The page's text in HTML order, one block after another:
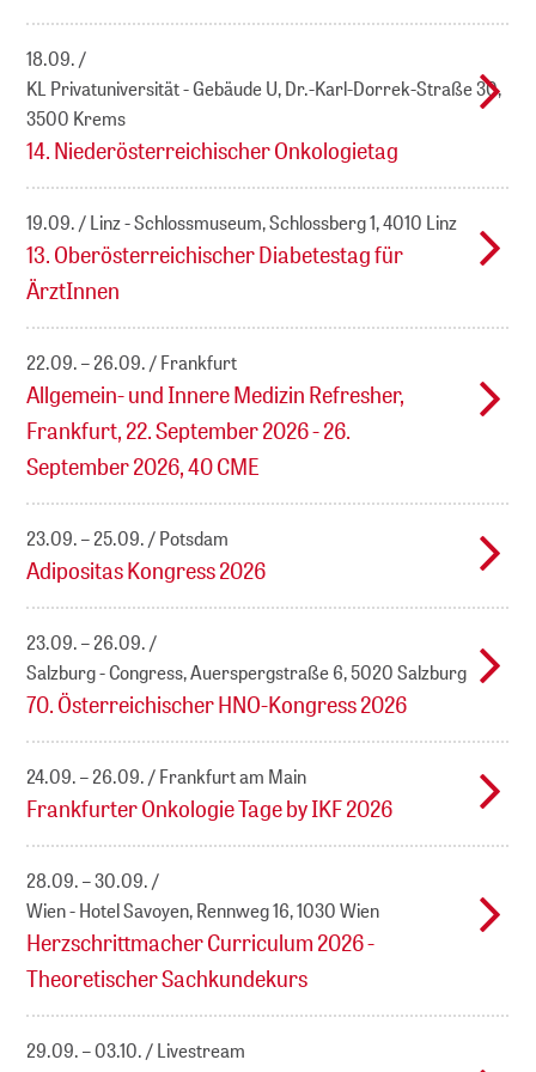
18.09.
KL Privatuniversität - Gebäude U, Dr.-Karl-Dorrek-Straße 30,
3500 Krems
14. Niederösterreichischer Onkologietag
19.09. Linz - Schlossmuseum, Schlossberg 1, 4010 Linz
13. Oberösterreichischer Diabetestag für
ÄrztInnen
22.09. – 26.09. Frankfurt
Allgemein- und Innere Medizin Refresher,
Frankfurt, 22. September 2026 - 26.
September 2026, 40 CME
23.09. – 25.09. Potsdam
Adipositas Kongress 2026
23.09. – 26.09.
Salzburg - Congress, Auerspergstraße 6, 5020 Salzburg
70. Österreichischer HNO-Kongress 2026
24.09. – 26.09. Frankfurt am Main
Frankfurter Onkologie Tage by IKF 2026
28.09. – 30.09.
Wien - Hotel Savoyen, Rennweg 16, 1030 Wien
Herzschrittmacher Curriculum 2026 -
Theoretischer Sachkundekurs
29.09. – 03.10. Livestream